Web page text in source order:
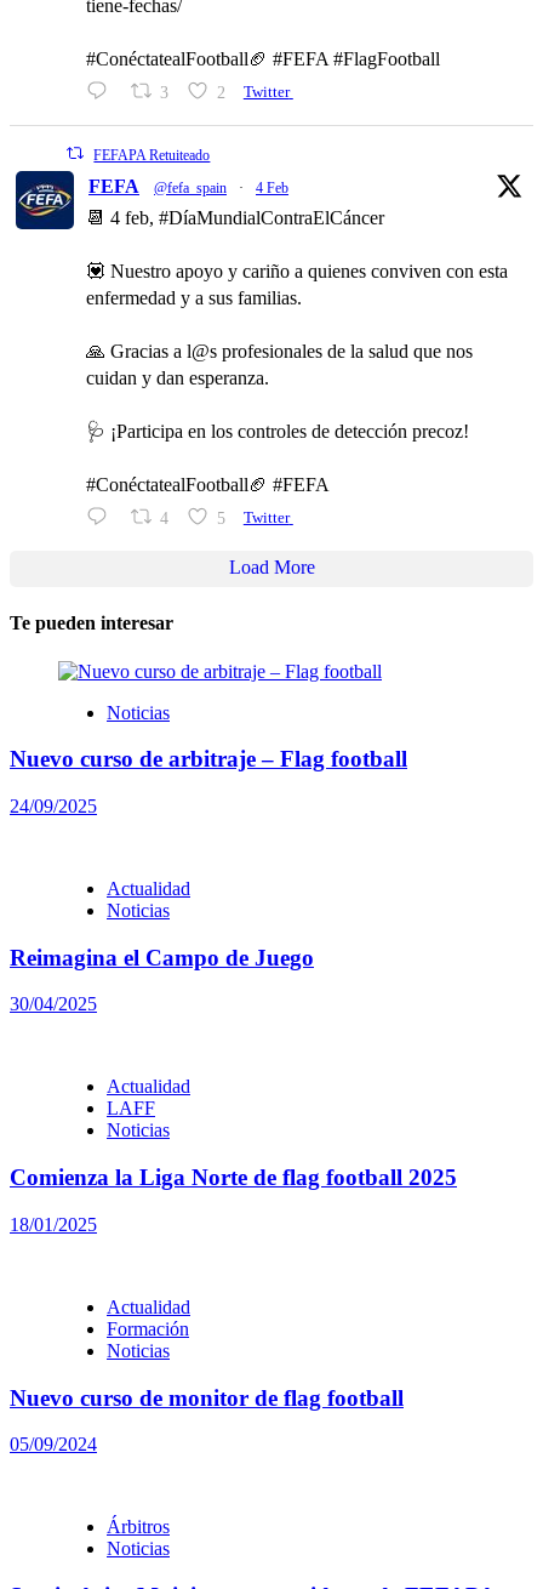
tiene-fechas/
#ConéctatealFootball🏈 #FEFA #FlagFootball
3 2 Twitter
FEFAPA Retuiteado
FEFA @fefa_spain · 4 Feb
📆 4 feb, #DíaMundialContraElCáncer
💟 Nuestro apoyo y cariño a quienes conviven con esta
enfermedad y a sus familias.
🙏 Gracias a l@s profesionales de la salud que nos
cuidan y dan esperanza.
🩺 ¡Participa en los controles de detección precoz!
#ConéctatealFootball🏈 #FEFA
4 5 Twitter
Load More
Te pueden interesar
Noticias
Nuevo curso de arbitraje – Flag football
24/09/2025
Actualidad
Noticias
Reimagina el Campo de Juego
30/04/2025
Actualidad
LAFF
Noticias
Comienza la Liga Norte de flag football 2025
18/01/2025
Actualidad
Formación
Noticias
Nuevo curso de monitor de flag football
05/09/2024
Árbitros
Noticias